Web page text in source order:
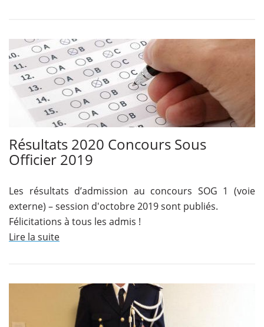
Résultats 2020 Concours Sous
Officier 2019
Les résultats d’admission au concours SOG 1 (voie
externe) – session d'octobre 2019 sont publiés.
Félicitations à tous les admis !
Lire la suite